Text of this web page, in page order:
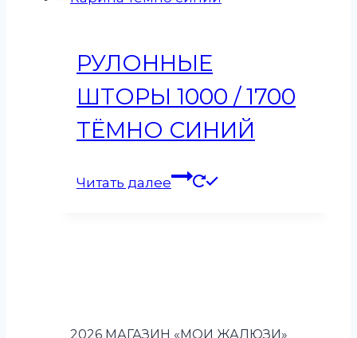
РУЛОННЫЕ
ШТОРЫ 1000 / 1700
ТЁМНО СИНИЙ
Читать далее
2026 МАГАЗИН «МОИ ЖАЛЮЗИ»